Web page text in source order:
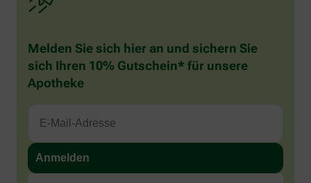
Melden Sie sich hier an und sichern Sie
sich Ihren 10% Gutschein* für unsere
Apotheke